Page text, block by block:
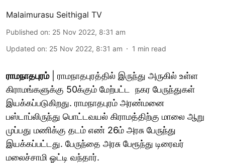
Malaimurasu Seithigal TV
Published on: 25 Nov 2022, 8:31 am
Updated on: 25 Nov 2022, 8:31 am 1 min read
ராமநாதபுரம்| ராமநாதபுரத்தில் இருந்து அருகில் உள்ள
கிராமங்களுக்கு 50க்கும் மேற்பட்ட நகர பேருந்துகள்
இயக்கப்படுகிறது. ராமநாதபுரம் அரண்மனை
பஸ்டாப்லிருந்து பொட்டவயல் கிராமத்திற்கு மாலை ஆறு
முப்பது மணிக்கு தடம் எண் 26ம் அரசு பேருந்து
இயக்கப்பட்டது. பேருந்தை அரசு பேரூந்து டிரைவர்
மலைச்சாமி ஓட்டி வந்தார்.